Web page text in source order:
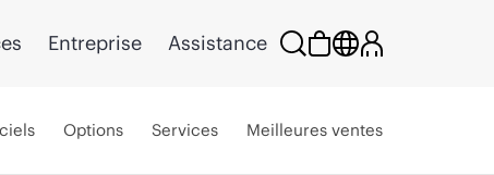
Entreprise Assistance
Options Services Meilleures ventes